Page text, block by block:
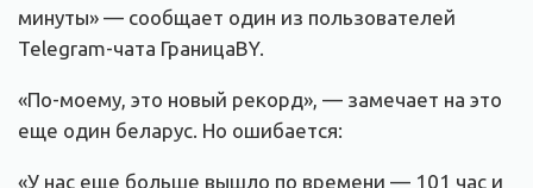
минуты» — сообщает один из пользователей
Telegram-чата ГраницаBY.
«По-моему, это новый рекорд», — замечает на это
еще один беларус. Но ошибается:
«У нас еще больше вышло по времени — 101 час и